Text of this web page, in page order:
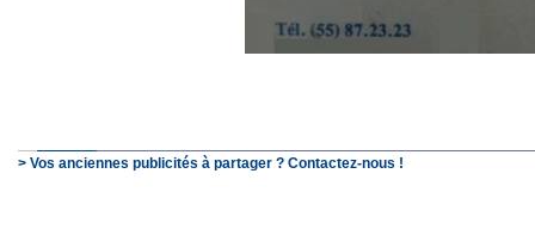
> Vos anciennes publicités à partager ? Contactez-nous !